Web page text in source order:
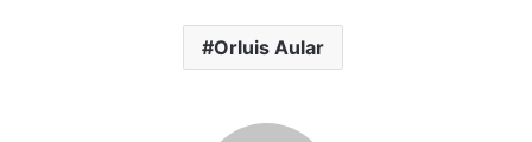
Orluis Aular